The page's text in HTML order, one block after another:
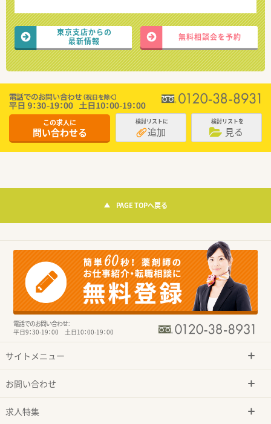
東京支店からの
最新情報
無料相談会を予約
この求人に
問い合わせる
検討リストに
追加
検討リストを
見る
PAGE TOPへ戻る
電話でのお問い合わせ：
平日9：30-19：00 土日10：00-19：00
サイトメニュー
お問い合わせ
求人特集